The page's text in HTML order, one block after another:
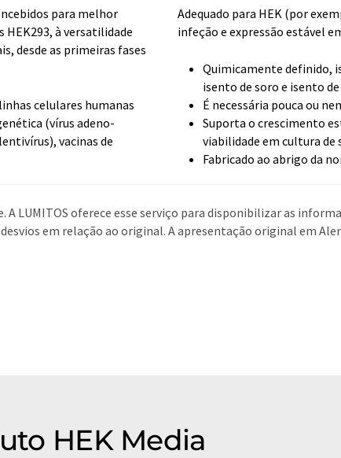
para melhor
HEK293, à versatilidade
desde as primeiras fases
celulares humanas
(vírus adeno-
vacinas de
Adequado para HEK (por
infeção e expressão estável
Quimicamente definido,
isento de soro e isento
É necessária pouca ou
Suporta o crescimento
viabilidade em cultura de
Fabricado ao abrigo da
LUMITOS oferece esse serviço para disponibilizar as
em relação ao original. A apresentação original em
HEK Media